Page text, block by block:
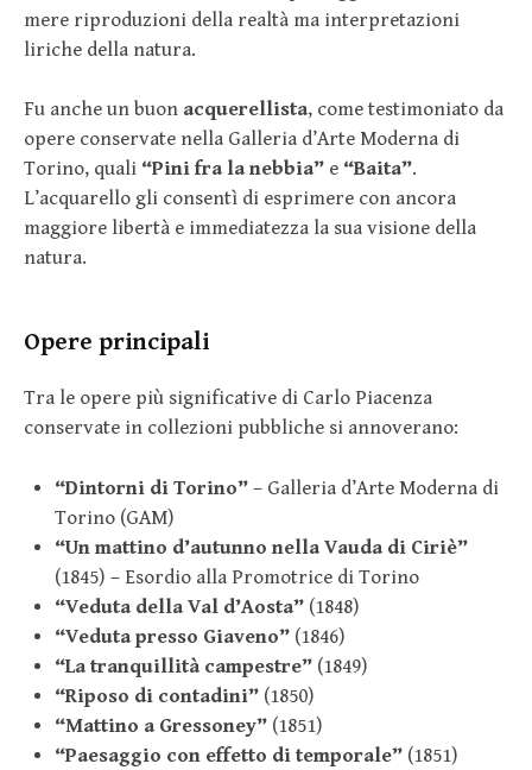
mere riproduzioni della realtà ma interpretazioni
liriche della natura.
Fu anche un buon acquerellista, come testimoniato da
opere conservate nella Galleria d’Arte Moderna di
Torino, quali “Pini fra la nebbia” e “Baita”.
L’acquarello gli consentì di esprimere con ancora
maggiore libertà e immediatezza la sua visione della
natura.
Opere principali
Tra le opere più significative di Carlo Piacenza
conservate in collezioni pubbliche si annoverano:
“Dintorni di Torino”– Galleria d’Arte Moderna di
Torino (GAM)
“Un mattino d’autunno nella Vauda di Ciriè”
(1845) – Esordio alla Promotrice di Torino
“Veduta della Val d’Aosta”(1848)
“Veduta presso Giaveno”(1846)
“La tranquillità campestre”(1849)
“Riposo di contadini”(1850)
“Mattino a Gressoney”(1851)
“Paesaggio con effetto di temporale”(1851)